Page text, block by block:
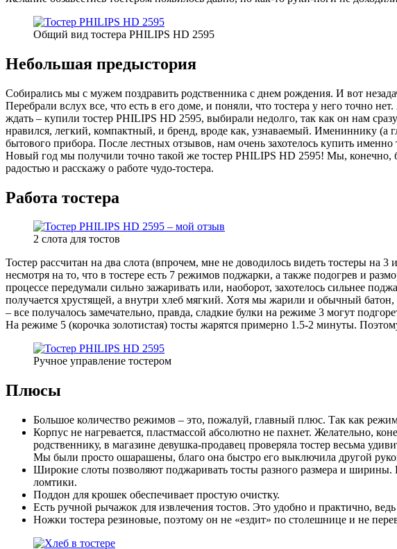
Общий вид тостера PHILIPS HD 2595
Небольшая предыстория
Собирались мы с мужем поздравить родственника с днем рождения. И вот
Перебрали вслух все, что есть в его доме, и поняли, что тостера у него точно
ждать – купили тостер PHILIPS HD 2595, выбирали недолго, так как он нам
нравился, легкий, компактный, и бренд, вроде как, узнаваемый. Имениннику (а
бытового прибора. После лестных отзывов, нам очень захотелось купить
Новый год мы получили точно такой же тостер PHILIPS HD 2595! Мы,
радостью и расскажу о работе чудо-тостера.
Работа тостера
2 слота для тостов
Тостер рассчитан на два слота (впрочем, мне не доводилось видеть тостеры
несмотря на то, что в тостере есть 7 режимов поджарки, а также подогрев и
процессе передумали сильно зажаривать или, наоборот, захотелось сильнее
получается хрустящей, а внутри хлеб мягкий. Хотя мы жарили и обычный
– все получалось замечательно, правда, сладкие булки на режиме 3 могут
На режиме 5 (корочка золотистая) тосты жарятся примерно 1.5-2 минуты.
Ручное управление тостером
Плюсы
Большое количество режимов – это, пожалуй, главный плюс. Так как
Корпус не нагревается, пластмассой абсолютно не пахнет. Желательно,
родственнику, в магазине девушка-продавец проверяла тостер весьма
Мы были просто ошарашены, благо она быстро его выключила другой
Широкие слоты позволяют поджаривать тосты разного размера и
ломтики.
Поддон для крошек обеспечивает простую очистку.
Есть ручной рычажок для извлечения тостов. Это удобно и практично,
Ножки тостера резиновые, поэтому он не «ездит» по столешнице и не